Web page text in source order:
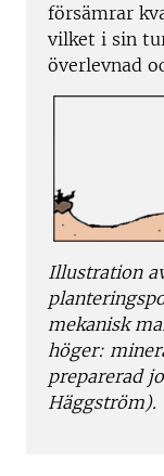
försämrar
vilket i sin
överlevnad
Illustration
mekanisk
höger:
preparerad
Häggström).